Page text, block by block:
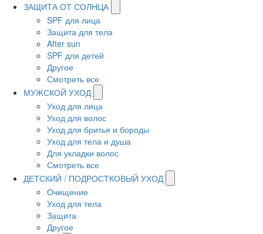
ЗАЩИТА ОТ СОЛНЦА
SPF для лица
Защита для тела
After sun
SPF для детей
Другое
Смотреть все
МУЖСКОЙ УХОД
Уход для лица
Уход для волос
Уход для бритья и бороды
Уход для тела и душа
Для укладки волос
Смотреть все
ДЕТСКИЙ / ПОДРОСТКОВЫЙ УХОД
Очищение
Уход для тела
Защита
Другое